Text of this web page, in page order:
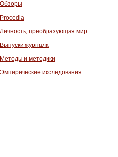
Обзоры
Procedia
Личность, преобразующая мир
Выпуски журнала
Методы и методики
Эмпирические исследования